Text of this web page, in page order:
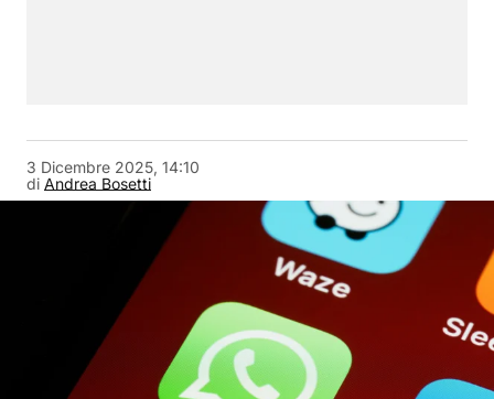
di Andrea Bosetti
3 Dicembre 2025, 14:10